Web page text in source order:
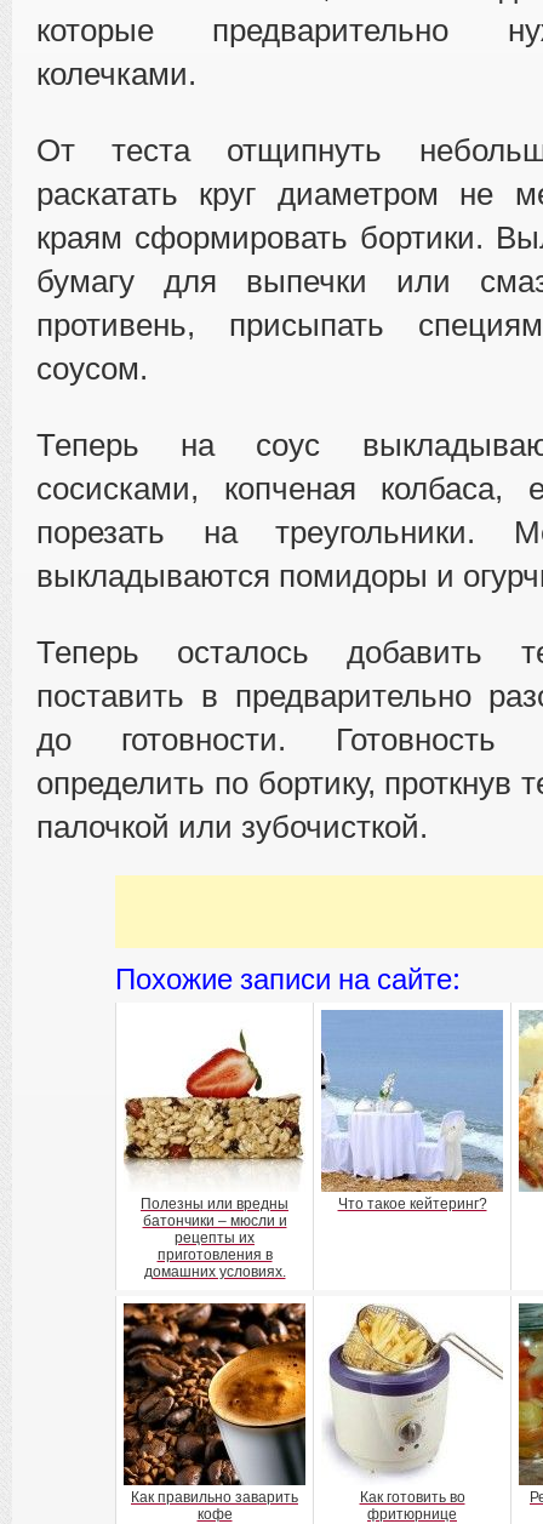
которые предварительно
колечками.
От теста отщипнуть
раскатать круг диаметром не
краям сформировать бортики.
бумагу для выпечки или
противень, присыпать
соусом.
Теперь на соус
сосисками, копченая колбаса,
порезать на треугольники.
выкладываются помидоры и
Теперь осталось добавить
поставить в предварительно
до готовности.
определить по бортику, проткнув
палочкой или зубочисткой.
Похожие записи на сайте:
Полезны или вредны
батончики – мюсли и
рецепты их
приготовления в
домашних условиях.
Что такое кейтеринг?
Как правильно заварить
кофе
Как готовить во
фритюрнице